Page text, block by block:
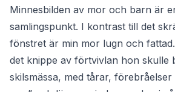
Minnesbilden av mor och barn är
samlingspunkt. I kontrast till det
fönstret är min mor lugn och
det knippe av förtvivlan hon skulle
skilsmässa, med tårar,